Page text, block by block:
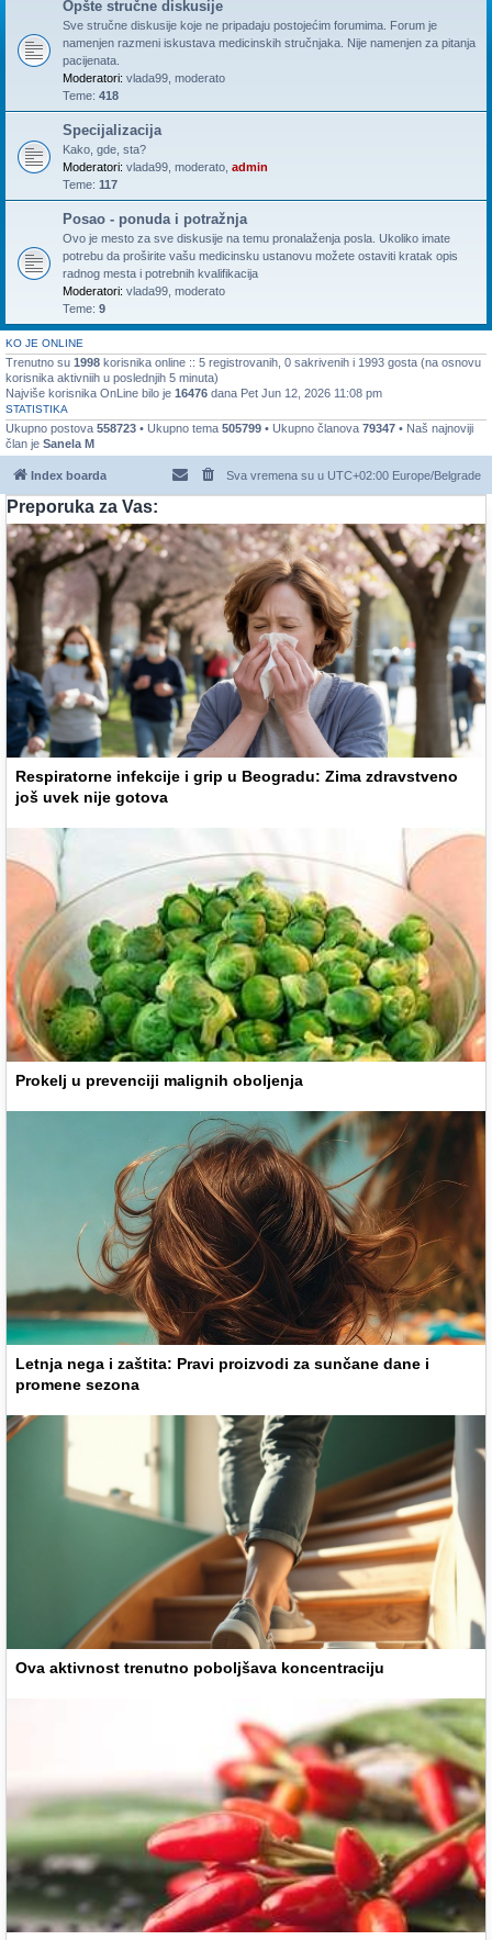
Opšte stručne diskusije
Sve stručne diskusije koje ne pripadaju postojećim forumima. Forum je
namenjen razmeni iskustava medicinskih stručnjaka. Nije namenjen za pitanja
pacijenata.
Moderatori: vlada99 moderato
Teme: 418
Specijalizacija
Kako, gde, sta?
Moderatori: vlada99 moderato admin
Teme: 117
Posao - ponuda i potražnja
Ovo je mesto za sve diskusije na temu pronalaženja posla. Ukoliko imate
potrebu da proširite vašu medicinsku ustanovu možete ostaviti kratak opis
radnog mesta i potrebnih kvalifikacija
Moderatori: vlada99 moderato
Teme: 9
KO JE ONLINE
Trenutno su 1998 korisnika online :: 5 registrovanih, 0 sakrivenih i 1993 gosta (na osnovu
korisnika aktivniih u poslednjih 5 minuta)
Najviše korisnika OnLine bilo je 16476 dana Pet Jun 12, 2026 11:08 pm
STATISTIKA
Ukupno postova 558723 • Ukupno tema 505799 • Ukupno članova 79347 • Naš najnoviji
član je Sanela M
Index boarda Sva vremena su u UTC+02:00 Europe/Belgrade
Preporuka za Vas:
Respiratorne infekcije i grip u Beogradu: Zima zdravstveno
još uvek nije gotova
Prokelj u prevenciji malignih oboljenja
Letnja nega i zaštita: Pravi proizvodi za sunčane dane i
promene sezona
Ova aktivnost trenutno poboljšava koncentraciju